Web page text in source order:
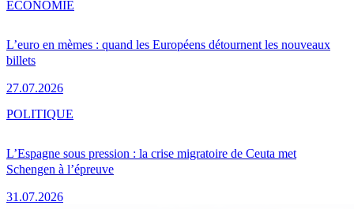
L’euro en mèmes : quand les Européens détournent les nouveaux
billets
27.07.2026
ÉCONOMIE
L’Espagne sous pression : la crise migratoire de Ceuta met
Schengen à l’épreuve
31.07.2026
POLITIQUE